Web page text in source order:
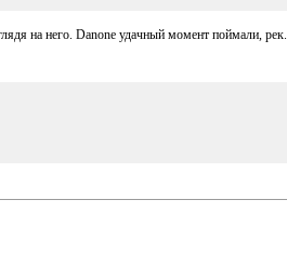
на него. Danone удачный момент поймали, рек.